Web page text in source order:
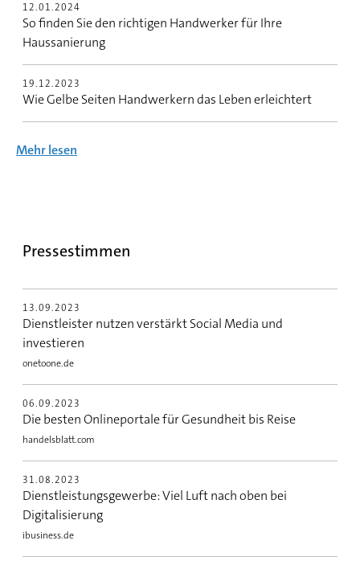
12.01.2024
So finden Sie den richtigen Handwerker für Ihre
Haussanierung
19.12.2023
Wie Gelbe Seiten Handwerkern das Leben erleichtert
Mehr lesen
Pressestimmen
13.09.2023
Dienstleister nutzen verstärkt Social Media und
investieren
onetoone.de
06.09.2023
Die besten Onlineportale für Gesundheit bis Reise
handelsblatt.com
31.08.2023
Dienstleistungsgewerbe: Viel Luft nach oben bei
Digitalisierung
ibusiness.de